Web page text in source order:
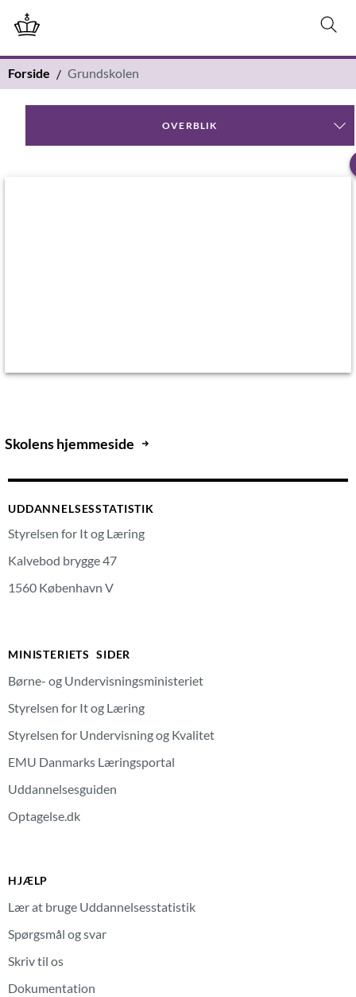
Forside Grundskolen
OVERBLIK
Skolens hjemmeside
UDDANNELSESSTATISTIK
Styrelsen for It og Læring
Kalvebod brygge 47
1560 København V
MINISTERIETS SIDER
Børne- og Undervisningsministeriet
Styrelsen for It og Læring
Styrelsen for Undervisning og Kvalitet
EMU Danmarks Læringsportal
Uddannelsesguiden
Optagelse.dk
HJÆLP
Lær at bruge Uddannelsesstatistik
Spørgsmål og svar
Skriv til os
Dokumentation